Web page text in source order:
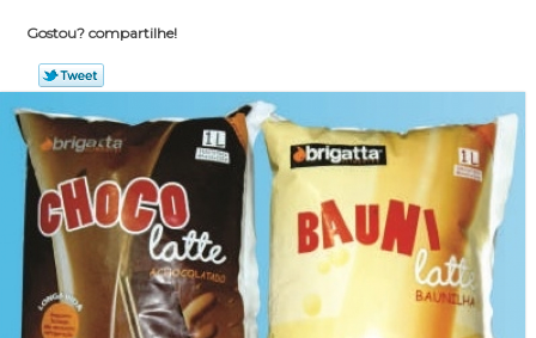
Gostou? compartilhe!